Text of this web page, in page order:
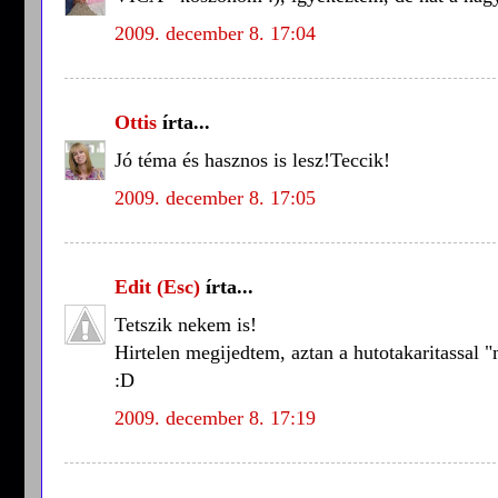
2009. december 8. 17:04
Ottis írta...
Jó téma és hasznos is lesz!Teccik!
2009. december 8. 17:05
Edit (Esc) írta...
Tetszik nekem is!
Hirtelen megijedtem, aztan a hutotakaritassal
:D
2009. december 8. 17:19